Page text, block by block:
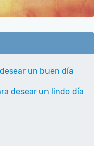
un buen día
desear un lindo día